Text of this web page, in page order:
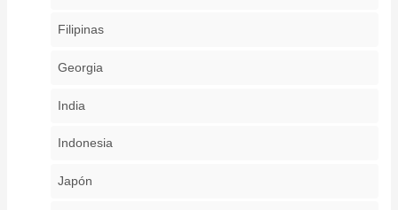
Filipinas
Georgia
India
Indonesia
Japón